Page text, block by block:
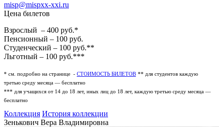
misp@mispxx-xxi.ru
Цена билетов
Взрослый – 400 руб.*
Пенсионный – 100 руб.
Студенческий – 100 руб.**
Льготный – 100 руб.***
* см. подробно на странице - СТОИМОСТЬ БИЛЕТОВ ** для студентов каждую
третью среду месяца — бесплатно
*** для учащихся от 14 до 18 лет, иных лиц до 18 лет, каждую третью среду месяца —
бесплатно
Коллекция История коллекции
Зенькович Вера Владимировна